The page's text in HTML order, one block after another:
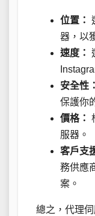
位置：
器，以
速度：
安全性：
保護你
價格：
服器。
客戶支
務供應
案。
總之，代理